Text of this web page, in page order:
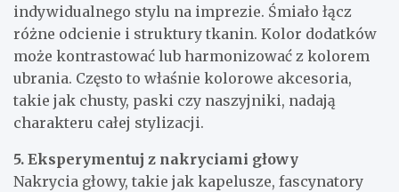
indywidualnego stylu na imprezie. Śmiało łącz
różne odcienie i struktury tkanin. Kolor dodatków
może kontrastować lub harmonizować z kolorem
ubrania. Często to właśnie kolorowe akcesoria,
takie jak chusty, paski czy naszyjniki, nadają
charakteru całej stylizacji.
5. Eksperymentuj z nakryciami głowy
Nakrycia głowy, takie jak kapelusze, fascynatory